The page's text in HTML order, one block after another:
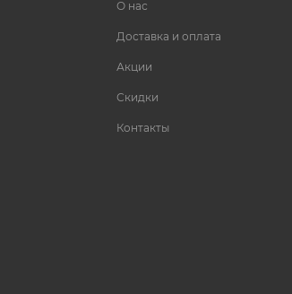
О нас
Доставка и оплата
Акции
Скидки
Контакты